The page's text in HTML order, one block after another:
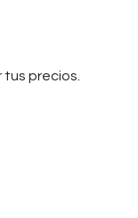
precios.